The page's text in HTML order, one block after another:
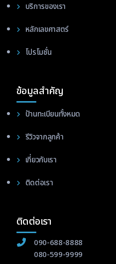
บริการของเรา
หลักเลขศาสตร์
โปรโมชั่น
ข้อมูลสำคัญ
ป้านทะเบียนทั้งหมด
รีวิวจากลูกค้า
เกี่ยวกับเรา
ติดต่อเรา
ติดต่อเรา
090-688-8888
080-599-9999